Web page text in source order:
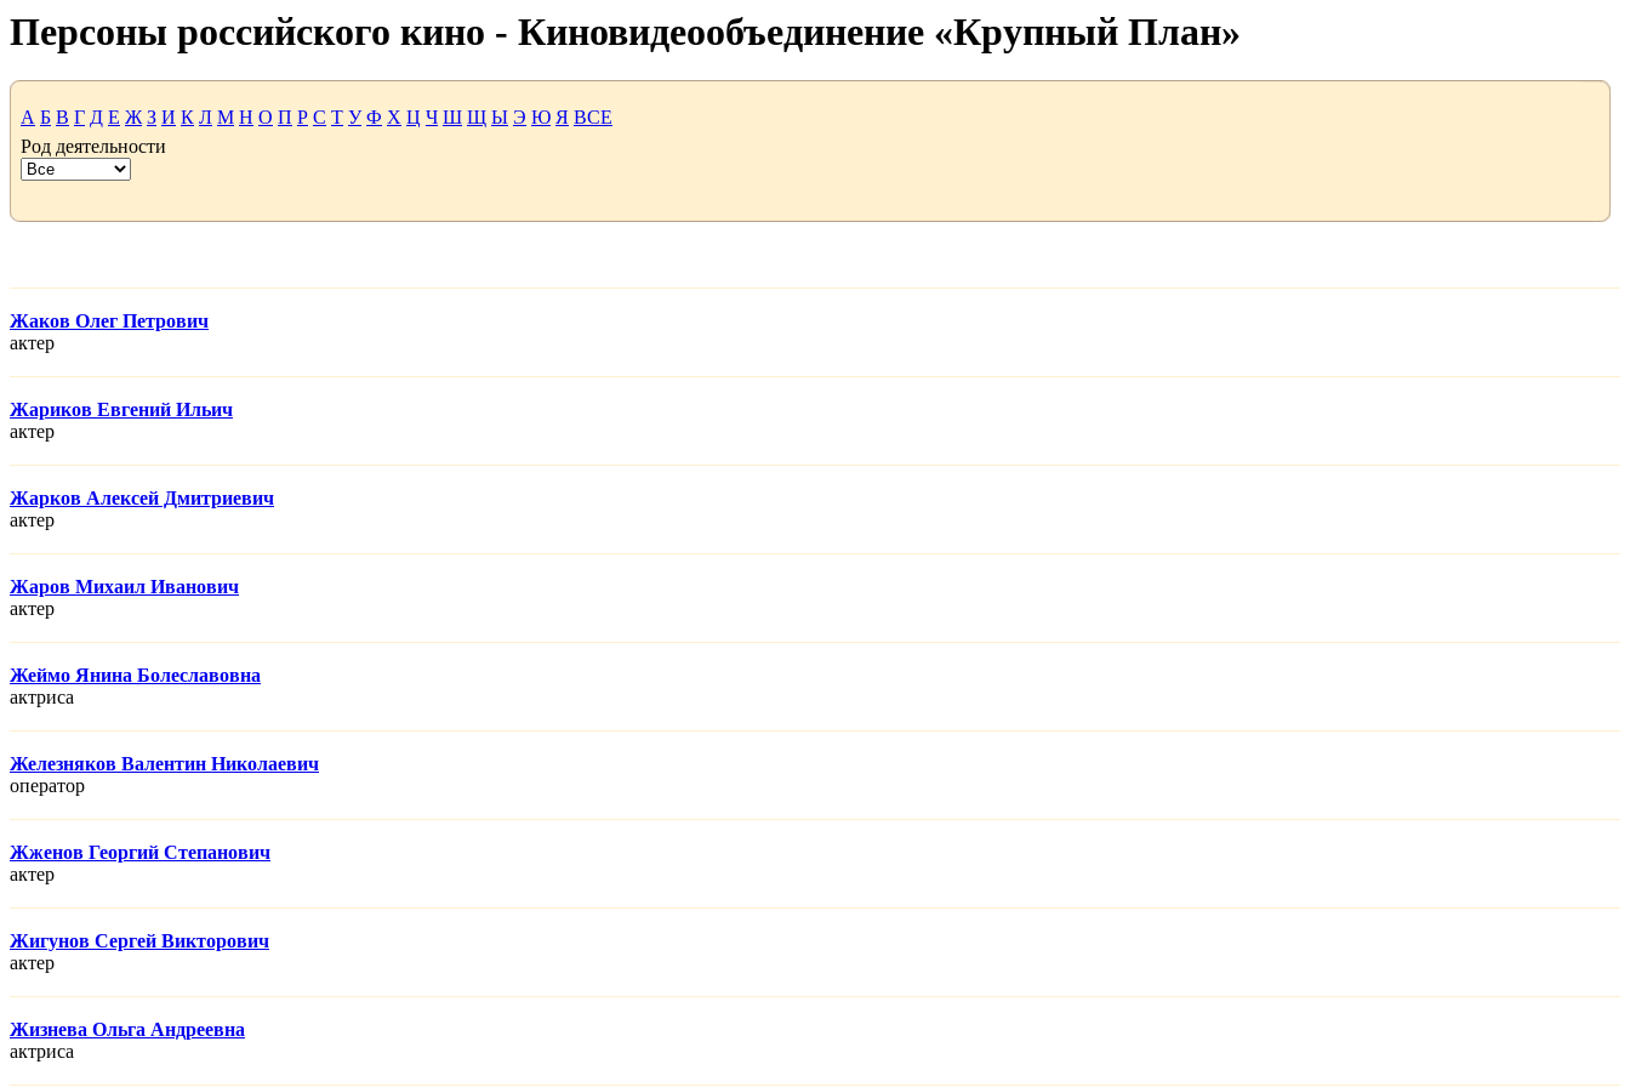
Персоны российского кино - Киновидеообъединение «Крупный План»
А Б В Г Д Е Ж З И К Л М Н О П Р С Т У Ф Х Ц Ч Ш Щ Ы Э Ю Я ВСЕ
Род деятельности
Жаков Олег Петрович
актер
Жариков Евгений Ильич
актер
Жарков Алексей Дмитриевич
актер
Жаров Михаил Иванович
актер
Жеймо Янина Болеславовна
актриса
Железняков Валентин Николаевич
оператор
Жженов Георгий Степанович
актер
Жигунов Сергей Викторович
актер
Жизнева Ольга Андреевна
актриса